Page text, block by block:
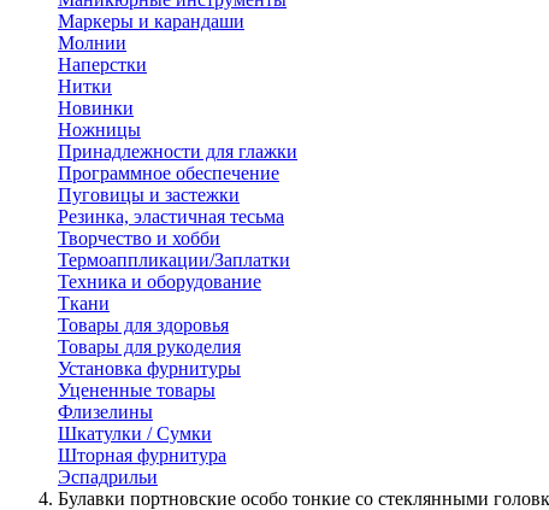
Маркеры и карандаши
Молнии
Наперстки
Нитки
Новинки
Ножницы
Принадлежности для глажки
Программное обеспечение
Пуговицы и застежки
Резинка, эластичная тесьма
Творчество и хобби
Термоаппликации/Заплатки
Техника и оборудование
Ткани
Товары для здоровья
Товары для рукоделия
Установка фурнитуры
Уцененные товары
Флизелины
Шкатулки / Сумки
Шторная фурнитура
Эспадрильи
Булавки портновские особо тонкие со стеклянными